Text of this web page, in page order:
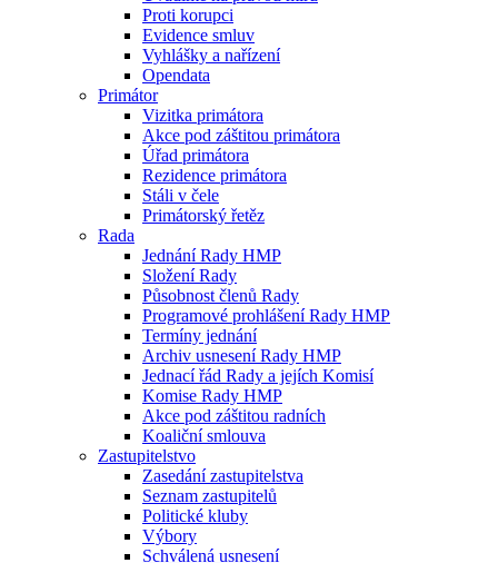
Proti korupci
Evidence smluv
Vyhlášky a nařízení
Opendata
Primátor
Vizitka primátora
Akce pod záštitou primátora
Úřad primátora
Rezidence primátora
Stáli v čele
Primátorský řetěz
Rada
Jednání Rady HMP
Složení Rady
Působnost členů Rady
Programové prohlášení Rady HMP
Termíny jednání
Archiv usnesení Rady HMP
Jednací řád Rady a jejích Komisí
Komise Rady HMP
Akce pod záštitou radních
Koaliční smlouva
Zastupitelstvo
Zasedání zastupitelstva
Seznam zastupitelů
Politické kluby
Výbory
Schválená usnesení